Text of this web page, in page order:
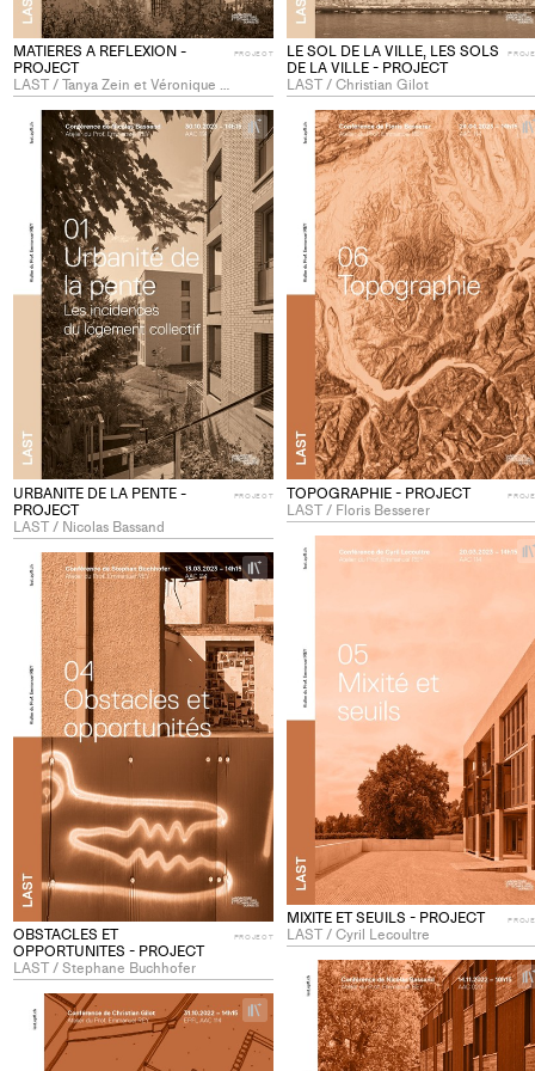
MATIERES A REFLEXION -
PROJECT
LAST / Tanya Zein et Véronique Favre
PROJECT LE SOL DE LA VILLE, LES SOLS
DE LA VILLE - PROJECT
LAST / Christian Gilot
URBANITE DE LA PENTE -
PROJECT
LAST / Nicolas Bassand
PROJECT
+
Add
project
to
collections
TOPOGRAPHIE - PROJECT
LAST / Floris Besserer
+
MIXITE ET SEUILS - PROJECT
LAST / Cyril Lecoultre
+
OBSTACLES ET
OPPORTUNITES - PROJECT
LAST / Stephane Buchhofer
PROJECT
+
Add
project
to
collections
+
+
Add
project